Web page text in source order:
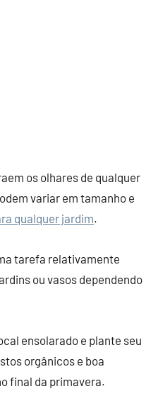
os olhares de qualquer
variar em tamanho e
qualquer jardim.
tarefa relativamente
ou vasos dependendo
ensolarado e plante seu
orgânicos e boa
final da primavera.